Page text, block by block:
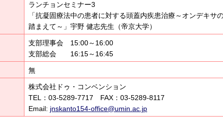
ランチョンセミナー3
「抗凝固療法中の患者に対する頭蓋内疾患治療～オンデキサ
踏まえて～」宇野 健志先生（帝京大学）
支部理事会 15:00～16:00
支部総会 16:15～16:45
無
株式会社ドゥ・コンベンション
TEL：03-5289-7717 FAX：03-5289-8117
Email: jnskanto154-office@umin.ac.jp